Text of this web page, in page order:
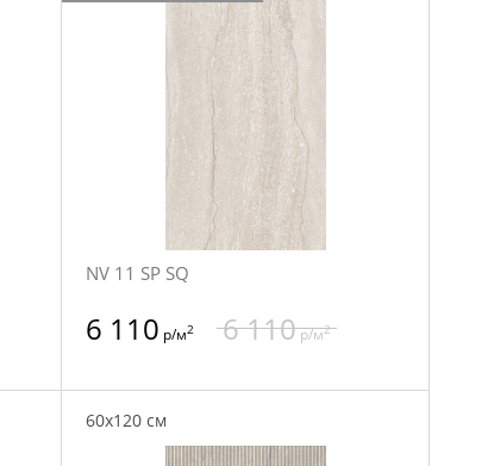
NV 11 SP SQ
6 110 р/м2 6 110р/м2
60x120 см